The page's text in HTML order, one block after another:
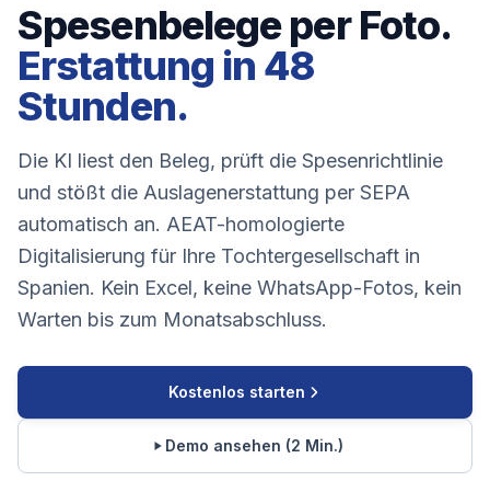
Spesenbelege per Foto.
Erstattung in 48
Stunden.
Die KI liest den Beleg, prüft die Spesenrichtlinie
und stößt die Auslagenerstattung per SEPA
automatisch an. AEAT-homologierte
Digitalisierung für Ihre Tochtergesellschaft in
Spanien. Kein Excel, keine WhatsApp-Fotos, kein
Warten bis zum Monatsabschluss.
Kostenlos starten
Demo ansehen (2 Min.)